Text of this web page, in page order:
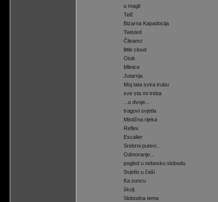
u magli
Telč
Bizarna Kapadocija
Twisted
Čileanci
little cloud
Otok
Mlinice
Jutarnja
Moj tata svira trubu
sve sta mi treba
...u dvoje...
tragovi svjetla
Mistična rijeka
Reflex
Escalier
Srebrni putevi...
Odmoranje...
pogled u nebesku slobodu
Svjetlo u čaši
Ka suncu
školj
Slobodna tema